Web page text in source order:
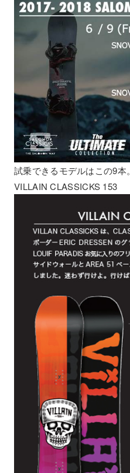
試乗できるモデルはこの9本。
VILLAIN CLASSICKS 153